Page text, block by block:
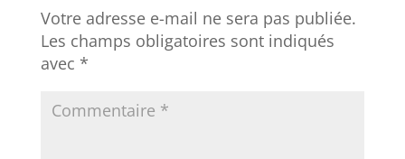
Votre adresse e-mail ne sera pas publiée.
Les champs obligatoires sont indiqués
avec *